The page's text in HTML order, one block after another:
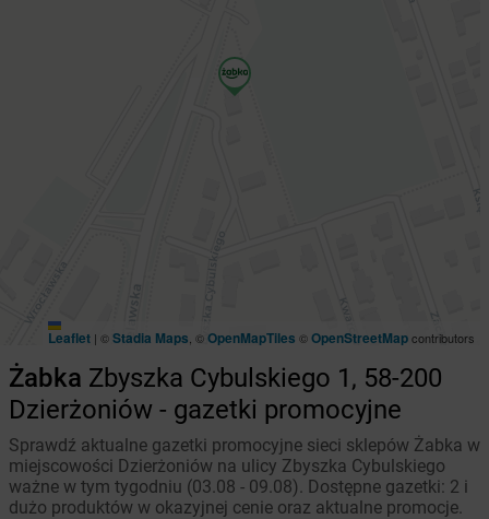
Leaflet | ©Stadia Maps , ©OpenMapTiles ©OpenStreetMapcontributors
Żabka Zbyszka Cybulskiego 1, 58-200
Dzierżoniów - gazetki promocyjne
Sprawdź aktualne gazetki promocyjne sieci sklepów Żabka w
miejscowości Dzierżoniów na ulicy Zbyszka Cybulskiego
ważne w tym tygodniu (03.08 - 09.08). Dostępne gazetki: 2 i
dużo produktów w okazyjnej cenie oraz aktualne promocje.